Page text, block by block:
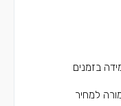
בזמנים
למחיר